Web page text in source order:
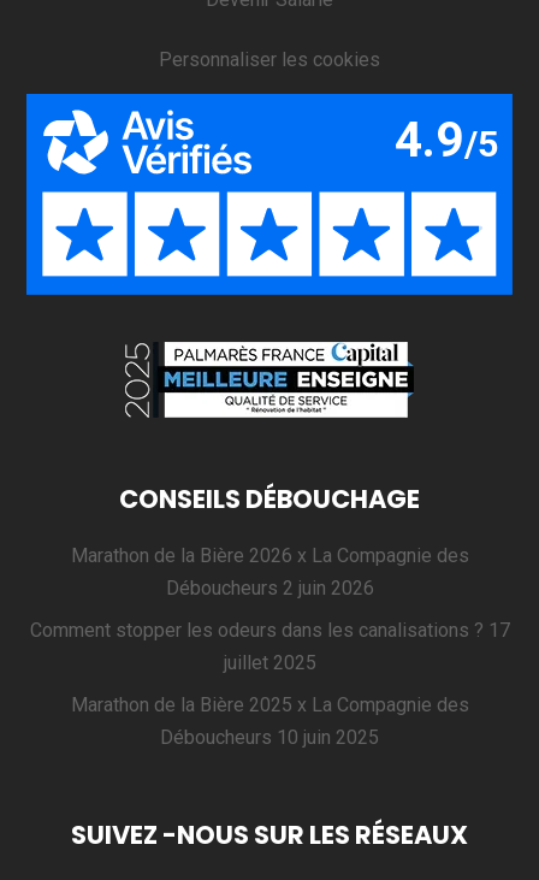
Personnaliser les cookies
CONSEILS DÉBOUCHAGE
Marathon de la Bière 2026 x La Compagnie des
Déboucheurs 2 juin 2026
Comment stopper les odeurs dans les canalisations ? 17
juillet 2025
Marathon de la Bière 2025 x La Compagnie des
Déboucheurs 10 juin 2025
SUIVEZ -NOUS SUR LES RÉSEAUX